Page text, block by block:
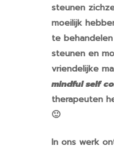
steunen
moeilijk
te
steunen en
vriendelijke
mindful self
therapeuten
🙂
In ons werk